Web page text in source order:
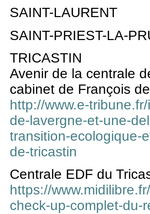
SAINT-LAURENT
SAINT-PRIEST-LA-
TRICASTIN
Avenir de la centrale
cabinet de François
http://www.e-
de-lavergne-et-une-
transition-ecologique-
de-tricastin
Centrale EDF du
https://
check-up-complet-du-